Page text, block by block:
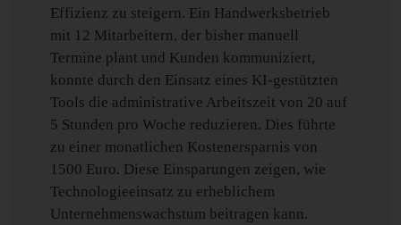
Effizienz zu steigern. Ein Handwerksbetrieb
mit 12 Mitarbeitern, der bisher manuell
Termine plant und Kunden kommuniziert,
konnte durch den Einsatz eines KI-gestützten
Tools die administrative Arbeitszeit von 20 auf
5 Stunden pro Woche reduzieren. Dies führte
zu einer monatlichen Kostenersparnis von
1500 Euro. Diese Einsparungen zeigen, wie
Technologieeinsatz zu erheblichem
Unternehmenswachstum beitragen kann.